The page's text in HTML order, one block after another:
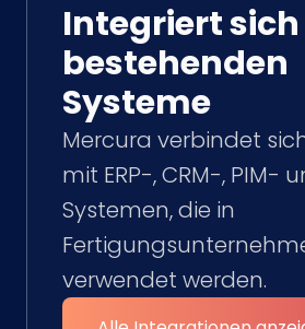
Integriert
bestehenden
Systeme
Mercura verbindet
mit ERP-, CRM-, PIM-
Systemen, die in
verwendet werden.